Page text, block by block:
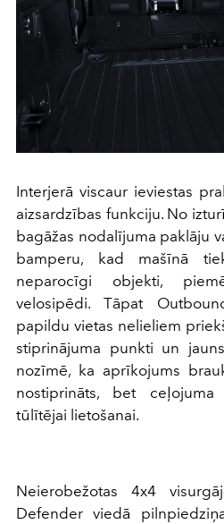
Interjerā viscaur ieviestas
aizsardzības funkciju. No
bagāžas nodalījuma paklāju
bamperu, kad mašīnā
neparocīgi objekti,
velosipēdi. Tāpat
papildu vietas nelieliem
stiprinājuma punkti un
nozīmē, ka aprīkojums
nostiprināts, bet
tūlītējai lietošanai.
Neierobežotas 4x4
Defender viedā